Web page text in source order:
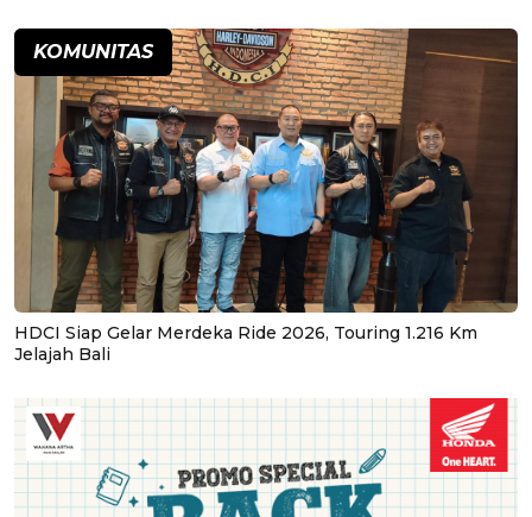
KOMUNITAS
HDCI Siap Gelar Merdeka Ride 2026, Touring 1.216 Km
Jelajah Bali